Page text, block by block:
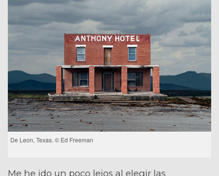
De Leon, Texas. © Ed Freeman
Me he ido un poco lejos al elegir las